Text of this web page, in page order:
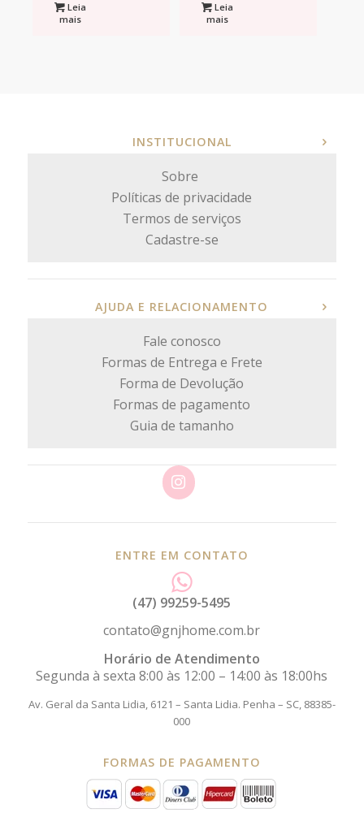
Leia
mais
Leia
mais
INSTITUCIONAL
Sobre
Políticas de privacidade
Termos de serviços
Cadastre-se
AJUDA E RELACIONAMENTO
Fale conosco
Formas de Entrega e Frete
Forma de Devolução
Formas de pagamento
Guia de tamanho
ENTRE EM CONTATO
(47) 99259-5495
contato@gnjhome.com.br
Horário de Atendimento
Segunda à sexta 8:00 às 12:00 – 14:00 às 18:00hs
Av. Geral da Santa Lidia, 6121 – Santa Lidia. Penha – SC, 88385-
000
FORMAS DE PAGAMENTO